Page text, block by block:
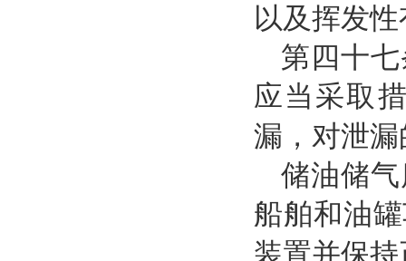
以及挥发
第四十
应当采取
漏，对泄
储油储
船舶和油
装置并保